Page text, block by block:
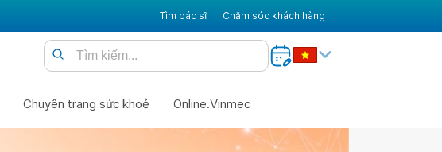
Tìm bác sĩ Chăm sóc khách hàng
Chuyên trang sức khoẻ Online.Vinmec